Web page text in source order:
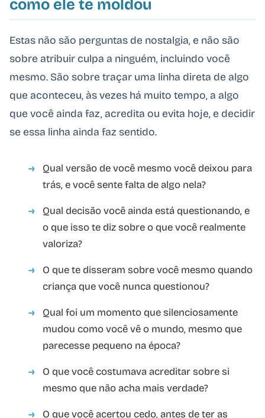
como ele te moldou
Estas não são perguntas de nostalgia, e não são
sobre atribuir culpa a ninguém, incluindo você
mesmo. São sobre traçar uma linha direta de algo
que aconteceu, às vezes há muito tempo, a algo
que você ainda faz, acredita ou evita hoje, e decidir
se essa linha ainda faz sentido.
Qual versão de você mesmo você deixou para
trás, e você sente falta de algo nela?
Qual decisão você ainda está questionando, e
o que isso te diz sobre o que você realmente
valoriza?
O que te disseram sobre você mesmo quando
criança que você nunca questionou?
Qual foi um momento que silenciosamente
mudou como você vê o mundo, mesmo que
parecesse pequeno na época?
O que você costumava acreditar sobre si
mesmo que não acha mais verdade?
O que você acertou cedo, antes de ter as